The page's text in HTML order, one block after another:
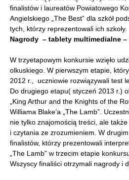
finalistów i laureatów Powiatowego
Angielskiego „The Best” dla szkół
tych, którzy reprezentowali ich szkoły.
Nagrody – tablety multimedialne –
W trzyetapowym konkursie wzięło
olkuskiego. W pierwszym etapie,
2012 r., uczniowie rozwiązywali test
Do drugiego etapu( styczeń 2013 r.)
„King Arthur and the Knights of the
Williama Blake’a „The Lamb”.
nie tylko znajomością treści, ale
i czytania ze zrozumieniem. W
finalistów, którzy prezentowali
„The Lamb” w trzecim etapie
Wszyscy finaliści otrzymali nagrody i